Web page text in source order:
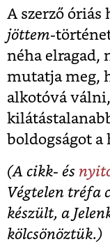
A szerző óriás
jöttem-
néha elragad,
mutatja meg,
alkotóvá
boldogságot a
(A cikk- és
Végtelen tréfa
készült, a
kölcsönöztük.)